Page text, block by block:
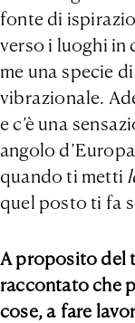
fonte di
verso i luoghi in
me una specie
vibrazionale.
e c’è una
angolo
quando ti metti
quel posto ti fa
A proposito del
raccontato che
cose, a fare